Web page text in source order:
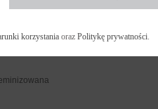
automatycznie kwitnąca odmiana
wysoki procent THC - około 20%
korzystaniaoraz Politykę prywatności.